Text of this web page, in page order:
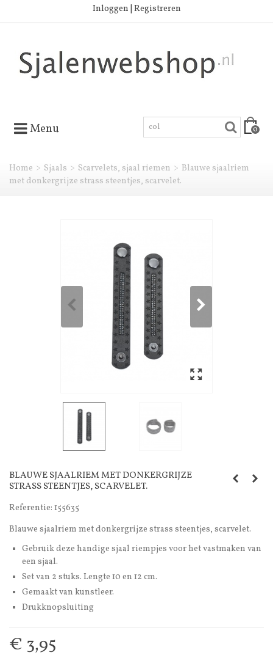
Inloggen | Registreren
Menu 0
Home > Sjaals > Scarvelets, sjaal riemen > Blauwe sjaalriem
met donkergrijze strass steentjes, scarvelet.
BLAUWE SJAALRIEM MET DONKERGRIJZE
STRASS STEENTJES, SCARVELET.
Referentie: 155635
Blauwe sjaalriem met donkergrijze strass steentjes, scarvelet.
Gebruik deze handige sjaal riempjes voor het vastmaken van
een sjaal.
Set van 2 stuks. Lengte 10 en 12 cm.
Gemaakt van kunstleer.
Drukknopsluiting
€ 3,95